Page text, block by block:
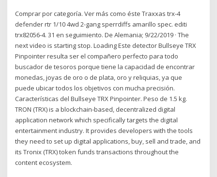
Comprar por categoría. Ver más como éste Traxxas trx-4
defender rtr 1/10 4wd 2-gang sperrdiffs amarillo spec. editi
trx82056-4. 31 en seguimiento. De Alemania; 9/22/2019 · The
next video is starting stop. Loading Este detector Bullseye TRX
Pinpointer resulta ser el compañero perfecto para todo
buscador de tesoros porque tiene la capacidad de encontrar
monedas, joyas de oro o de plata, oro y reliquias, ya que
puede ubicar todos los objetivos con mucha precisión.
Características del Bullseye TRX Pinpointer. Peso de 1.5 kg.
TRON (TRX) is a blockchain-based, decentralized digital
application network which specifically targets the digital
entertainment industry. It provides developers with the tools
they need to set up digital applications, buy, sell and trade, and
its Tronix (TRX) token funds transactions throughout the
content ecosystem.